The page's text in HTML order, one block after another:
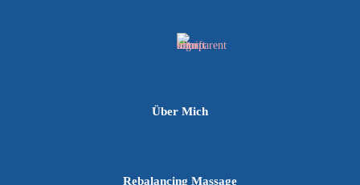
Über Mich
Rebalancing Massage